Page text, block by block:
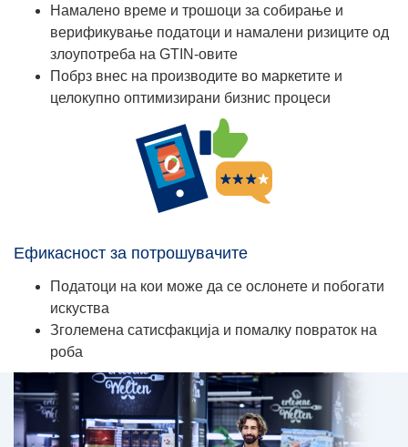
Намалено време и трошоци за собирање и
верификување податоци и намалени ризиците од
злоупотреба на GTIN-овите
Побрз внес на производите во маркетите и
целокупно оптимизирани бизнис процеси
Ефикасност за потрошувачите
Податоци на кои може да се ослонете и побогати
искуства
Зголемена сатисфакција и помалку повраток на
роба